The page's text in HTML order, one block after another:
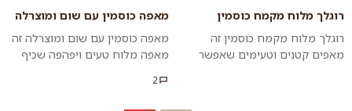
רוגלך מלוח מקמח כוסמין
רוגלך מלוח מקמח כוסמין זה
מאפים קטנים וטעימים שאפשר
מאפה כוסמין עם שום ומוצרלה
מאפה כוסמין עם שום ומוצרלה זה
מאפה מלוח טעים ויפהפה שכיף
סתם ככה כשרוצים לפנק את בני
2